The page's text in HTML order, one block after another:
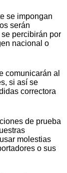
se impongan
serán
percibirán por
nacional o
comunicarán al
si así se
correctora
de prueba
molestias
o sus